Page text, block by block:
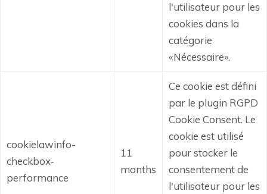
l'utilisateur pour les
cookies dans la
catégorie
«Nécessaire».
cookielawinfo-
checkbox-
performance
11
months
Ce cookie est défini
par le plugin RGPD
Cookie Consent. Le
cookie est utilisé
pour stocker le
consentement de
l'utilisateur pour les